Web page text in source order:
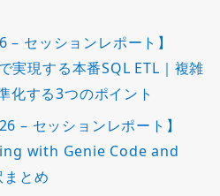
セッションレポート】
現する本番SQL ETL｜複雑
化する3つのポイント
– セッションレポート】
with Genie Code and
とめ